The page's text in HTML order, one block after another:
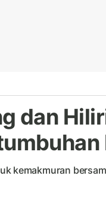
dan
kemakmuran